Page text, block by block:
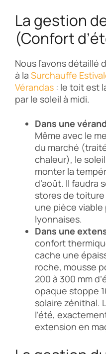
La gestion
(Confort
Nous l’avons détaillé
à la Surchauffe
Vérandas : le toit est
par le soleil à midi.
Dans une
Même avec le
du marché
chaleur), le
monter la
d’août. Il faudra
stores de
une pièce
lyonnaises.
Dans une
confort
cache une
roche, mousse
200 à 300 mm
opaque stoppe
solaire zénithal.
l’été,
extension en